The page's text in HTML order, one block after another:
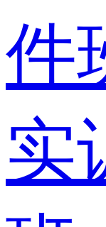
件
实